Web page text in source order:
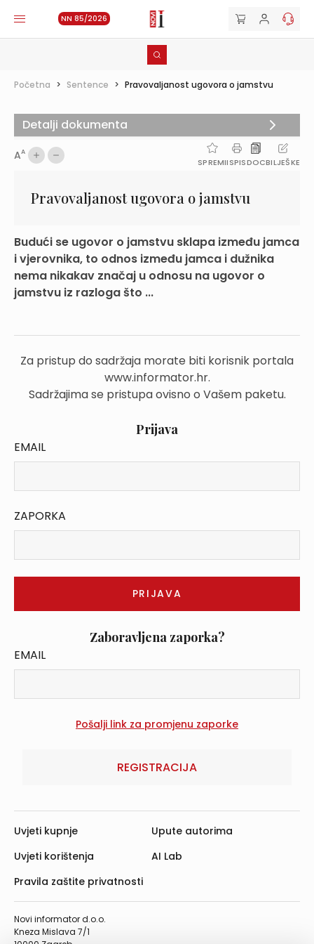
NN 85/2026
Početna > Sentence > Pravovaljanost ugovora o jamstvu
AA
SPREMIISPISDOCBILJEŠKE
Pravovaljanost ugovora o jamstvu
Budući se ugovor o jamstvu sklapa između jamca
i vjerovnika, to odnos između jamca i dužnika
nema nikakav značaj u odnosu na ugovor o
jamstvu iz razloga što ...
Za pristup do sadržaja morate biti korisnik portala
www.informator.hr.
Sadržajima se pristupa ovisno o Vašem paketu.
Prijava
EMAIL
ZAPORKA
Zaboravljena zaporka?
EMAIL
REGISTRACIJA
Detalji dokumenta
Novi informator d.o.o.
Kneza Mislava 7/1
Uvjeti kupnje
Uvjeti korištenja
Pravila zaštite privatnosti
Upute autorima
AI Lab